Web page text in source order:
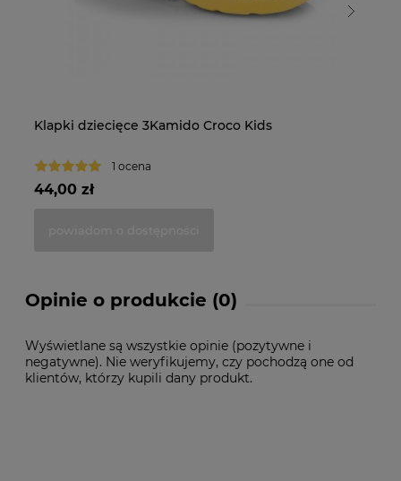
Klapki dziecięce 3Kamido Croco Kids
1 ocena
44,00 zł
Opinie o produkcie (0)
Wyświetlane są wszystkie opinie (pozytywne i
negatywne). Nie weryfikujemy, czy pochodzą one od
klientów, którzy kupili dany produkt.